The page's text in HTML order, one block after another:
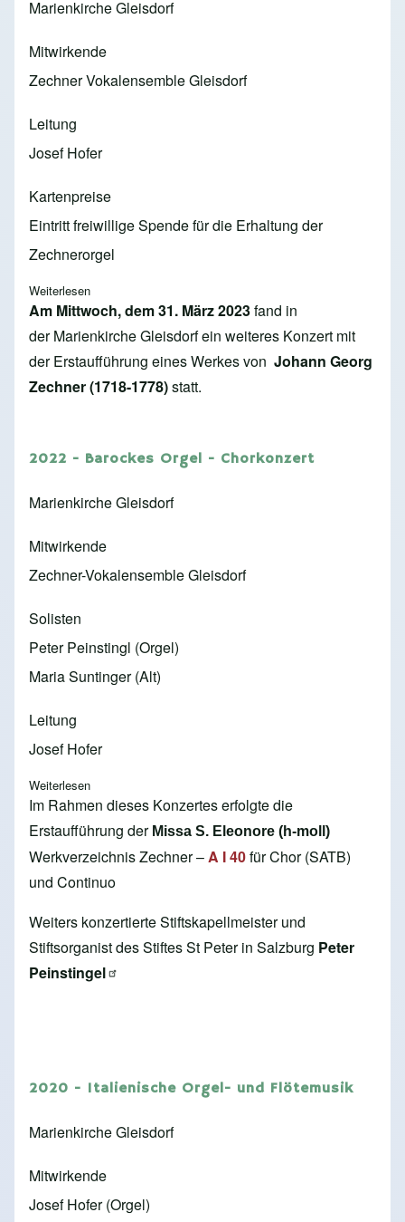
Marienkirche Gleisdorf
Mitwirkende
Zechner Vokalensemble Gleisdorf
Leitung
Josef Hofer
Kartenpreise
Eintritt freiwillige Spende für die Erhaltung der
Zechnerorgel
Weiterlesen
Am Mittwoch, dem 31. März 2023fand in
der Marienkirche Gleisdorf ein weiteres Konzert mit
der Erstaufführung eines Werkes von Johann Georg
Zechner (1718-1778)statt.
2022 - Barockes Orgel - Chorkonzert
Marienkirche Gleisdorf
Mitwirkende
Zechner-Vokalensemble Gleisdorf
Solisten
Peter Peinstingl (Orgel)
Maria Suntinger (Alt)
Leitung
Josef Hofer
Weiterlesen
Im Rahmen dieses Konzertes erfolgte die
Erstaufführung der Missa S. Eleonore (h-moll)
Werkverzeichnis Zechner –A I 40für Chor (SATB)
und Continuo
Weiters konzertierte Stiftskapellmeister und
Stiftsorganist des Stiftes St Peter in Salzburg Peter
Peinstingel
2020 - Italienische Orgel- und Flötemusik
Marienkirche Gleisdorf
Mitwirkende
Josef Hofer (Orgel)